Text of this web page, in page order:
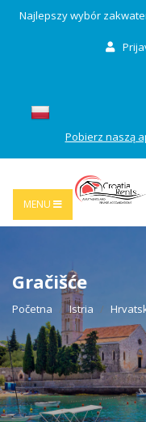
Najlepszy wybór
Pobierz naszą
MENU
Gračišće
Početna Istria